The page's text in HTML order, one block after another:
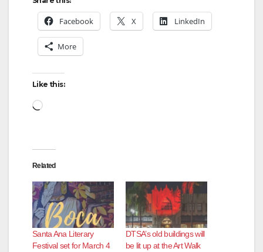
Facebook X LinkedIn
More
Like this:
Loading…
Related
Santa Ana Literary
Festival set for March 4
DTSA’s old buildings will
be lit up at the Art Walk